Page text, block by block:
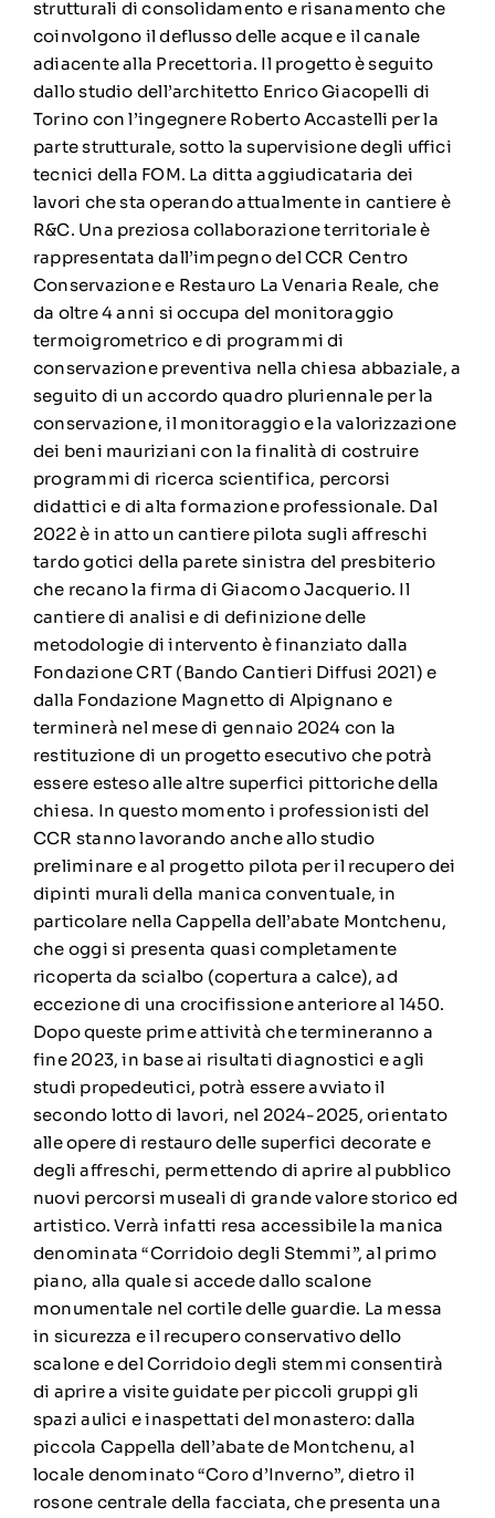
strutturali di consolidamento e risanamento che
coinvolgono il deflusso delle acque e il canale
adiacente alla Precettoria. Il progetto è seguito
dallo studio dell’architetto Enrico Giacopelli di
Torino con l’ingegnere Roberto Accastelli per la
parte strutturale, sotto la supervisione degli uffici
tecnici della FOM. La ditta aggiudicataria dei
lavori che sta operando attualmente in cantiere è
R&C. Una preziosa collaborazione territoriale è
rappresentata dall’impegno del CCR Centro
Conservazione e Restauro La Venaria Reale, che
da oltre 4 anni si occupa del monitoraggio
termoigrometrico e di programmi di
conservazione preventiva nella chiesa abbaziale, a
seguito di un accordo quadro pluriennale per la
conservazione, il monitoraggio e la valorizzazione
dei beni mauriziani con la finalità di costruire
programmi di ricerca scientifica, percorsi
didattici e di alta formazione professionale. Dal
2022 è in atto un cantiere pilota sugli affreschi
tardo gotici della parete sinistra del presbiterio
che recano la firma di Giacomo Jacquerio. Il
cantiere di analisi e di definizione delle
metodologie di intervento è finanziato dalla
Fondazione CRT (Bando Cantieri Diffusi 2021) e
dalla Fondazione Magnetto di Alpignano e
terminerà nel mese di gennaio 2024 con la
restituzione di un progetto esecutivo che potrà
essere esteso alle altre superfici pittoriche della
chiesa. In questo momento i professionisti del
CCR stanno lavorando anche allo studio
preliminare e al progetto pilota per il recupero dei
dipinti murali della manica conventuale, in
particolare nella Cappella dell’abate Montchenu,
che oggi si presenta quasi completamente
ricoperta da scialbo (copertura a calce), ad
eccezione di una crocifissione anteriore al 1450.
Dopo queste prime attività che termineranno a
fine 2023, in base ai risultati diagnostici e agli
studi propedeutici, potrà essere avviato il
secondo lotto di lavori, nel 2024-2025, orientato
alle opere di restauro delle superfici decorate e
degli affreschi, permettendo di aprire al pubblico
nuovi percorsi museali di grande valore storico ed
artistico. Verrà infatti resa accessibile la manica
denominata “Corridoio degli Stemmi”, al primo
piano, alla quale si accede dallo scalone
monumentale nel cortile delle guardie. La messa
in sicurezza e il recupero conservativo dello
scalone e del Corridoio degli stemmi consentirà
di aprire a visite guidate per piccoli gruppi gli
spazi aulici e inaspettati del monastero: dalla
piccola Cappella dell’abate de Montchenu, al
locale denominato “Coro d’Inverno”, dietro il
rosone centrale della facciata, che presenta una